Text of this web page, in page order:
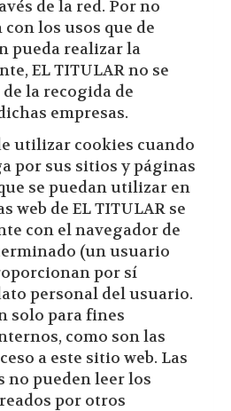
de la red. Por no
los usos que de
pueda realizar la
EL TITULAR no se
la recogida de
empresas.
utilizar cookies cuando
por sus sitios y páginas
se puedan utilizar en
web de EL TITULAR se
con el navegador de
(un usuario
por sí
personal del usuario.
solo para fines
como son las
a este sitio web. Las
no pueden leer los
por otros